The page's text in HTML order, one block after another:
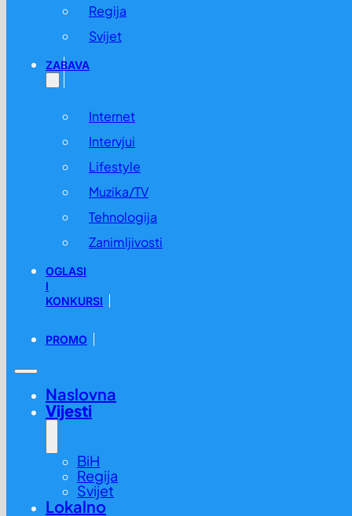
Regija
Svijet
ZABAVA
Internet
Intervjui
Lifestyle
Muzika/TV
Tehnologija
Zanimljivosti
OGLASI
I
KONKURSI
PROMO
Naslovna
Vijesti
BiH
Regija
Svijet
Lokalno